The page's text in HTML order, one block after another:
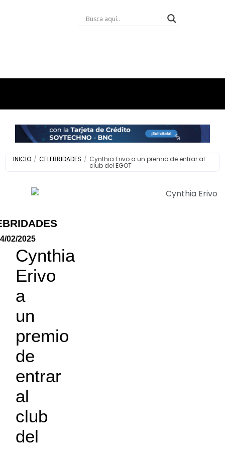
INICIO / CELEBRIDADES / Cynthia Erivo a un premio de entrar al
club del EGOT
02/2025
Cynthia
Erivo
a
un
premio
de
entrar
al
club
del